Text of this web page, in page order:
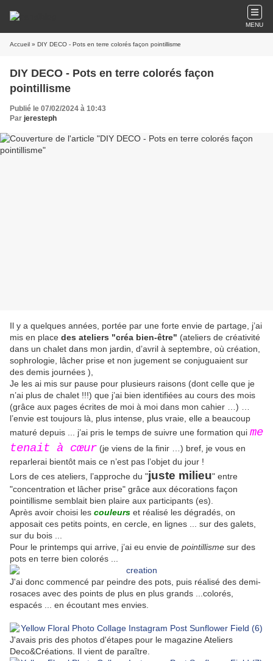
MENU
Accueil » DIY DECO - Pots en terre colorés façon pointillisme
DIY DECO - Pots en terre colorés façon
pointillisme
Publié le 07/02/2024 à 10:43
Par jeresteph
Il y a quelques années, portée par une forte envie de partage, j’ai
mis en place des ateliers "créa bien-être" (ateliers de créativité
dans un chalet dans mon jardin, d’avril à septembre, où création,
sophrologie, lâcher prise et non jugement se conjuguaient sur
des demis journées ),
Je les ai mis sur pause pour plusieurs raisons (dont celle que je
n’ai plus de chalet !!!) que j’ai bien identifiées au cours des mois
(grâce aux pages écrites de moi à moi dans mon cahier …) …
l’envie est toujours là, plus intense, plus vraie, elle a beaucoup
maturé depuis ... j’ai pris le temps de suivre une formation qui me
tenait à cœur (je viens de la finir …) bref, je vous en
reparlerai bientôt mais ce n’est pas l’objet du jour !
Lors de ces ateliers, l’approche du "juste milieu" entre
"concentration et lâcher prise" grâce aux décorations façon
pointillisme semblait bien plaire aux participants (es).
Après avoir choisi les couleurs et réalisé les dégradés, on
apposait ces petits points, en cercle, en lignes ... sur des galets,
sur du bois ...
Pour le printemps qui arrive, j’ai eu envie de pointillisme sur des
pots en terre bien colorés ...
J'ai donc commencé par peindre des pots, puis réalisé des demi-
rosaces avec des points de plus en plus grands ...colorés,
espacés ... en écoutant mes envies.
J'avais pris des photos d'étapes pour le magazine Ateliers
Deco&Créations. Il vient de paraître.